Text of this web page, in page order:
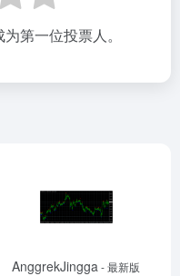
第一位投票人。
AnggrekJingga - 最新版